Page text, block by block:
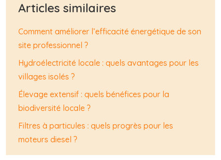
Articles similaires
Comment améliorer l’efficacité énergétique de son
site professionnel ?
Hydroélectricité locale : quels avantages pour les
villages isolés ?
Élevage extensif : quels bénéfices pour la
biodiversité locale ?
Filtres à particules : quels progrès pour les
moteurs diesel ?